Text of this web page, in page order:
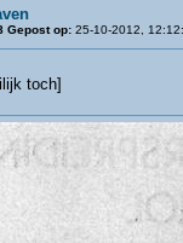
Gepost op: 25-10-2012,
toch]